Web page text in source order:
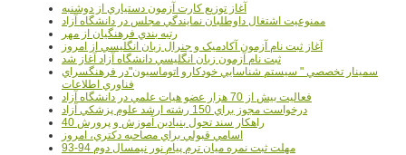
آغاز توزيع کارت آزمون دستياري از دوشنبه
ممنوعيت اشتغال داوطلبان نمايندگي مجلس در دانشگاه آزاد
رتبه بندي فرهنگيان از مهر
آغاز ثبت نام آزمون آکادميک و جنرال زبان انگليسي از امروز
ثبت نام آزمون زبان انگليسي دانشگاه آزاد آغاز شد
سمينار تخصصي " سيستم شناسايي خودکارو اتوماسيون"در فرهنگسراي
فناوري اطلاعات
فعاليت بيش از 70 هزار عضو هيات علمي در دانشگاه آزاد
درخواست مجوز براي 150 رشته ارشد علوم پزشکي آزاد
40 راهکار سند تحول بنيادين آموزش و پرورش
اسامي قبولي براي مصاحبه دکتري، امروز
مهلت ثبت نمره میان ترم پیام نور نیمسال دوم 94-93